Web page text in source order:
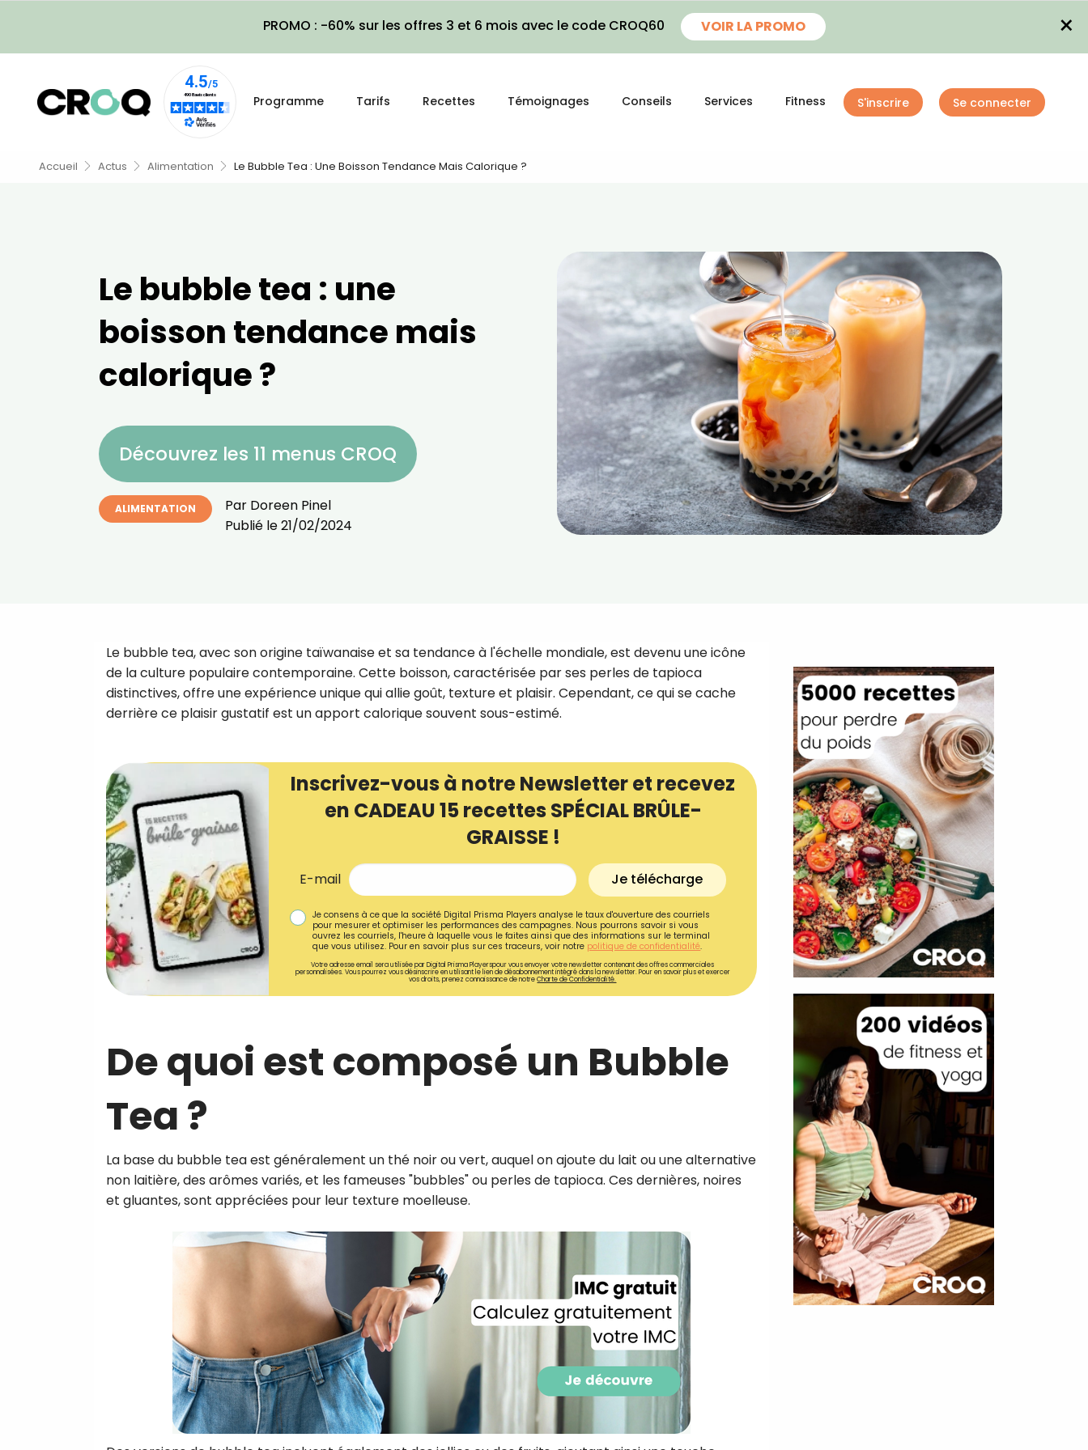
PROMO : -60% sur les offres 3 et 6 mois avec le code CROQ60 VOIR LA PROMO ×
Programme Tarifs Recettes Témoignages Conseils Services Fitness S'inscrire Se connecter
Accueil Actus Alimentation Le Bubble Tea : Une Boisson Tendance Mais Calorique ?
Le bubble tea : une
boisson tendance mais
calorique ?
Découvrez les 11 menus CROQ
ALIMENTATION Par Doreen Pinel
Publié le21/02/2024
Le bubble tea, avec son origine taïwanaise et sa tendance à l'échelle mondiale, est devenu une icône
de la culture populaire contemporaine. Cette boisson, caractérisée par ses perles de tapioca
distinctives, offre une expérience unique qui allie goût, texture et plaisir. Cependant, ce qui se cache
derrière ce plaisir gustatif est un apport calorique souvent sous-estimé.
Inscrivez-vous à notre Newsletter et recevez
en CADEAU 15 recettes SPÉCIAL BRÛLE-
GRAISSE !
E-mail Je télécharge
Je consens à ce que la société Digital Prisma Players analyse le taux d'ouverture des courriels
pour mesurer et optimiser les performances des campagnes. Nous pourrons savoir si vous
ouvrez les courriels, l'heure à laquelle vous le faites ainsi que des informations sur le terminal
que vous utilisez. Pour en savoir plus sur ces traceurs, voir notre politique de confidentialité.
Votre adresse email sera utilisée par Digital Prisma Playerspour vous envoyer votre newsletter contenant des offres commerciales
personnalisées. Vous pourrez vous désinscrire en utilisant le lien de désabonnement intégré dans la newsletter. Pour en savoir plus et exercer
vos droits, prenez connaissance de notreCharte de Confidentialité.
De quoi est composé un Bubble
Tea ?
La base du bubble tea est généralement un thé noir ou vert, auquel on ajoute du lait ou une alternative
non laitière, des arômes variés, et les fameuses "bubbles" ou perles de tapioca. Ces dernières, noires
et gluantes, sont appréciées pour leur texture moelleuse.
Recevez gratuitement 180
recettes inédites de CROQ
Ainsi que la newsletter promotionnelle de